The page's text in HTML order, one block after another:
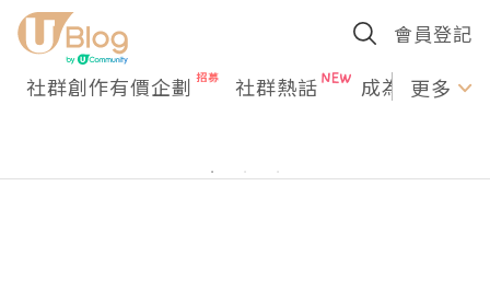
會員登記
社群創作有價企劃 社群熱話 成為U更多